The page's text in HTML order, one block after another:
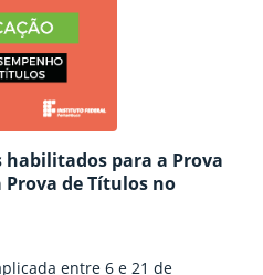
habilitados para a Prova
Prova de Títulos no
entre 6 e 21 de